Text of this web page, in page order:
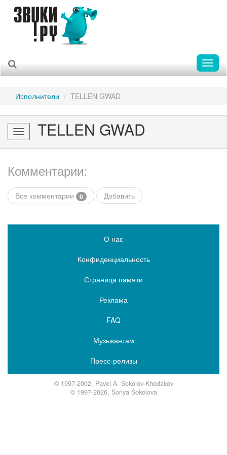
Исполнители TELLEN GWAD
Toggle
navigation
TELLEN GWAD
Комментарии:
Все комментарии 0 Добавить
О нас
Конфиденциальность
Страница памяти
Реклама
FAQ
Музыкантам
Пресс-релизы
© 1997-2002, Pavel A. Sokolov-Khodakov
© 1997-2026, Sonya Sokolova